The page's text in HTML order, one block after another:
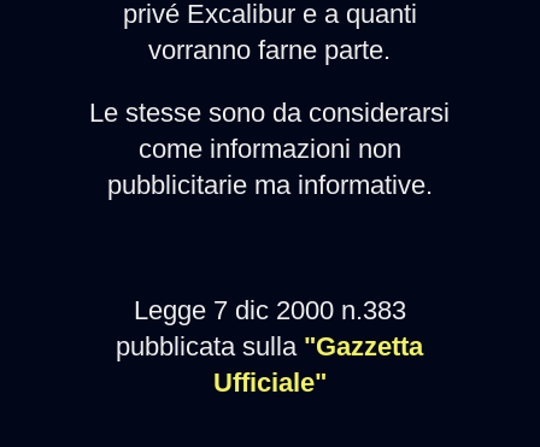
privé Excalibur e a quanti
vorranno farne parte.
Le stesse sono da considerarsi
come informazioni non
pubblicitarie ma informative.
Legge 7 dic 2000 n.383
pubblicata sulla "Gazzetta
Ufficiale"